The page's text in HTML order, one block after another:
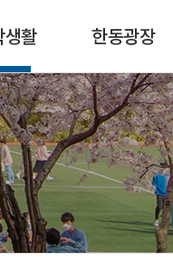
생활 한동광장